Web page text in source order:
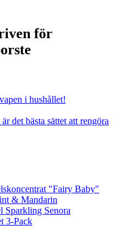
för
i hushållet!
det bästa sättet att rengöra
"Fairy Baby"
& Mandarin
Sparkling Senora
3-Pack